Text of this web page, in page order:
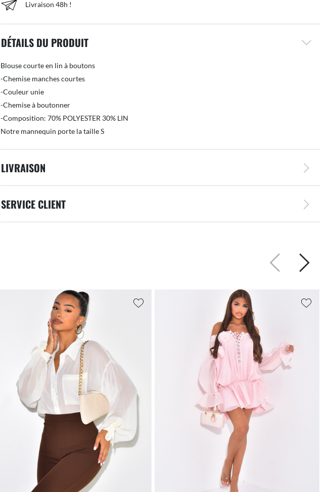
Livraison 48h !
DÉTAILS DU PRODUIT
Blouse courte en lin à boutons
-Chemise manches courtes
-Couleur unie
-Chemise à boutonner
-Composition: 70% POLYESTER 30% LIN
Notre mannequin porte la taille S
LIVRAISON
SERVICE CLIENT
Précédent